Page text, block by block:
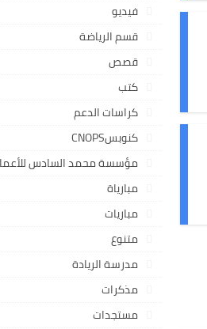
فيديو
قسم الرياضة
قصص
كتب
كراسات الدعم
كنوبسCNOPS
مؤسسة محمد السادس
مبارياة
مباريات
متنوع
مدرسة الريادة
مذكرات
مستجدات